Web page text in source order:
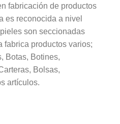
fabricación de productos
es reconocida a nivel
son seccionadas
fabrica productos varios;
Botas, Botines,
Bolsas,
artículos.